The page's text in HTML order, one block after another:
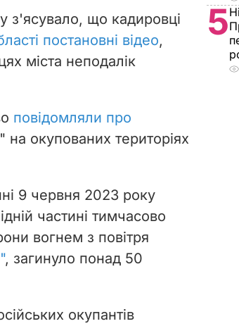
з'ясувало, що кадировці
постановні відео,
міста неподалік
повідомляли про
окупованих територіях
9 червня 2023 року
частині тимчасово
вогнем з повітря
, загинуло понад 50
окупантів
5